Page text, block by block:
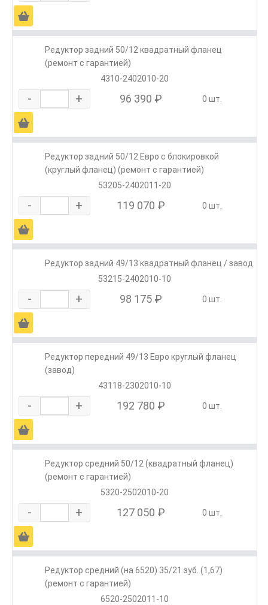
Ä
Редуктор задний 50/12 квадратный фланец
(ремонт с гарантией)
4310-2402010-20
- + 96 390 ₽ 0 шт.
Ä
Редуктор задний 50/12 Евро с блокировкой
(круглый фланец) (ремонт с гарантией)
53205-2402011-20
- + 119 070 ₽ 0 шт.
Ä
Редуктор задний 49/13 квадратный фланец / завод
53215-2402010-10
- + 98 175 ₽ 0 шт.
Ä
Редуктор передний 49/13 Евро круглый фланец
(завод)
43118-2302010-10
- + 192 780 ₽ 0 шт.
Ä
Редуктор средний 50/12 (квадратный фланец)
(ремонт с гарантией)
5320-2502010-20
- + 127 050 ₽ 0 шт.
Ä
Редуктор средний (на 6520) 35/21 зуб. (1,67)
(ремонт с гарантией)
6520-2502011-10